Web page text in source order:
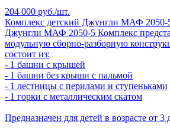
204 000 руб./шт.
Комплекс детский Джунгли МАФ 2050-
Джунгли МАФ 2050-5 Комплекс
модульную сборно-разборную
состоит из:
- 1 башни с крышей
- 1 башни без крыши с пальмой
- 1 лестницы с перилами и ступеньками
- 1 горки с металлическим скатом
Предназначен для детей в возрасте от 3